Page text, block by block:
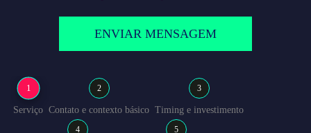
1
Serviço
2
Contato e contexto básico
3
Timing e investimento
4 5